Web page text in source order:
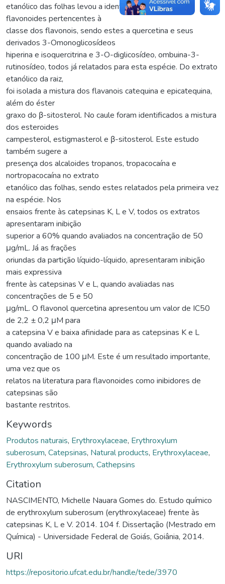
etanólico das folhas levou a identificação de quatro
flavonoides pertencentes à
classe dos flavonois, sendo estes a quercetina e seus
derivados 3-Omonoglicosídeos
hiperina e isoquercitrina e 3-O-diglicosídeo, ombuina-3-
rutinosídeo, todos já relatados para esta espécie. Do extrato
etanólico da raiz,
foi isolada a mistura dos flavanois catequina e epicatequina,
além do éster
graxo do β-sitosterol. No caule foram identificados a mistura
dos esteroides
campesterol, estigmasterol e β-sitosterol. Este estudo
também sugere a
presença dos alcaloides tropanos, tropacocaína e
nortropacocaína no extrato
etanólico das folhas, sendo estes relatados pela primeira vez
na espécie. Nos
ensaios frente às catepsinas K, L e V, todos os extratos
apresentaram inibição
superior a 60% quando avaliados na concentração de 50
μg/mL. Já as frações
oriundas da partição líquido-líquido, apresentaram inibição
mais expressiva
frente às catepsinas V e L, quando avaliadas nas
concentrações de 5 e 50
μg/mL. O flavonol quercetina apresentou um valor de IC50
de 2,2 ± 0,2 μM para
a catepsina V e baixa afinidade para as catepsinas K e L
quando avaliado na
concentração de 100 μM. Este é um resultado importante,
uma vez que os
relatos na literatura para flavonoides como inibidores de
catepsinas são
bastante restritos.
Keywords
Produtos naturais, Erythroxylaceae, Erythroxylum
suberosum, Catepsinas, Natural products, Erythroxylaceae,
Erythroxylum suberosum, Cathepsins
Citation
NASCIMENTO, Michelle Nauara Gomes do. Estudo químico
de erythroxylum suberosum (erythroxylaceae) frente às
catepsinas K, L e V. 2014. 104 f. Dissertação (Mestrado em
Química) - Universidade Federal de Goiás, Goiânia, 2014.
URI
https://repositorio.ufcat.edu.br/handle/tede/3970